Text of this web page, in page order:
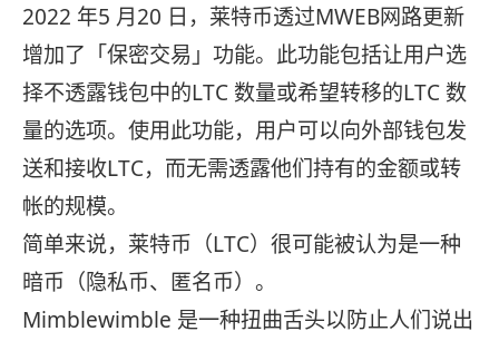
2022 年5 月20 日，莱特币透过MWEB网路更新
增加了「保密交易」功能。此功能包括让用户选
择不透露钱包中的LTC 数量或希望转移的LTC 数
量的选项。使用此功能，用户可以向外部钱包发
送和接收LTC，而无需透露他们持有的金额或转
帐的规模。
简单来说，莱特币（LTC）很可能被认为是一种
暗币（隐私币、匿名币）。
Mimblewimble 是一种扭曲舌头以防止人们说出